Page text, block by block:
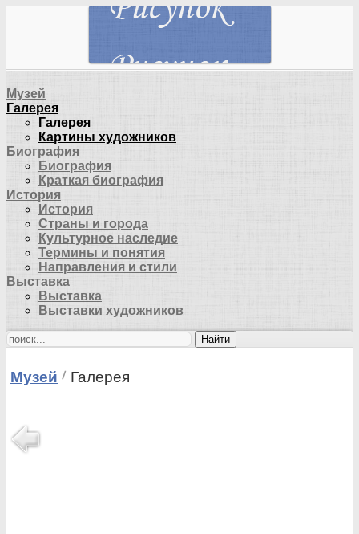
Музей
Галерея
Галерея
Картины художников
Биография
Биография
Краткая биография
История
История
Страны и города
Культурное наследие
Термины и понятия
Направления и стили
Выставка
Выставка
Выставки художников
Найти
Музей Галерея